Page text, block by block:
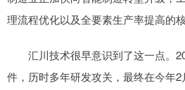
理流程优化以及全要素生产率提高的核
汇川技术很早意识到了这一点。
件，历时多年研发攻关，最终在今年